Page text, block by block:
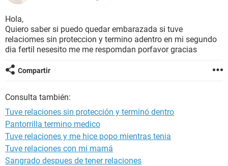
SEXUALIDAD
GLOSARIO
Hola,
Quiero saber si puedo quedar embarazada si tuve
relaciomes sin proteccion y termino adentro en mi segundo
dia fertil nesesito me me respomdan porfavor gracias
Compartir
Consulta también:
Tuve relaciones sin protección y terminó dentro
Pantorrilla termino medico
Tuve relaciones y me hice popo mientras tenia
Tuve relaciones con mi mamá
Sangrado despues de tener relaciones